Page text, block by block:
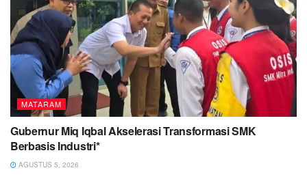
MATARAM
Gubernur Miq Iqbal Akselerasi Transformasi SMK
Berbasis Industri*
AGUSTUS 5, 2026